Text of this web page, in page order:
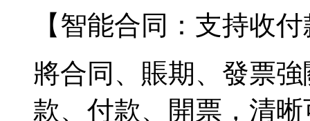
【智能合同：支持收
將合同、賬期、發票
款、付款、開票，清